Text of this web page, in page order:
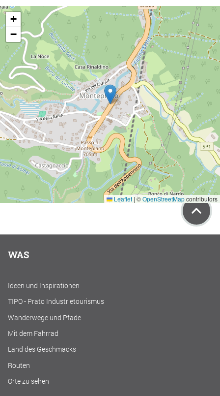
+
−
Leaflet | ©OpenStreetMapcontributors
WAS
Ideen und Inspirationen
TIPO - Prato Industrietourismus
Wanderwege und Pfade
Mit dem Fahrrad
Land des Geschmacks
Routen
Orte zu sehen